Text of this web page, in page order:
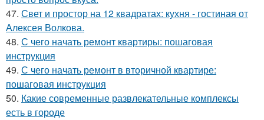
47. Свет и простор на 12 квадратах: кухня - гостиная от
Алексея Волкова.
48. С чего начать ремонт квартиры: пошаговая
инструкция
49. С чего начать ремонт в вторичной квартире:
пошаговая инструкция
50. Какие современные развлекательные комплексы
есть в городе